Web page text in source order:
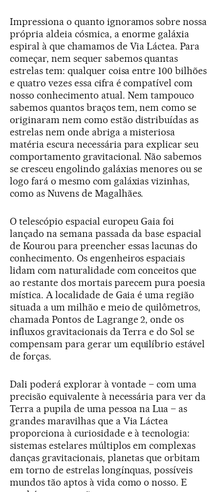
Impressiona o quanto ignoramos sobre nossa
própria aldeia cósmica, a enorme galáxia
espiral à que chamamos de Via Láctea. Para
começar, nem sequer sabemos quantas
estrelas tem: qualquer coisa entre 100 bilhões
e quatro vezes essa cifra é compatível com
nosso conhecimento atual. Nem tampouco
sabemos quantos braços tem, nem como se
originaram nem como estão distribuídas as
estrelas nem onde abriga a misteriosa
matéria escura necessária para explicar seu
comportamento gravitacional. Não sabemos
se cresceu engolindo galáxias menores ou se
logo fará o mesmo com galáxias vizinhas,
como as Nuvens de Magalhães.
O telescópio espacial europeu Gaia foi
lançado na semana passada da base espacial
de Kourou para preencher essas lacunas do
conhecimento. Os engenheiros espaciais
lidam com naturalidade com conceitos que
ao restante dos mortais parecem pura poesia
mística. A localidade de Gaia é uma região
situada a um milhão e meio de quilômetros,
chamada Pontos de Lagrange 2, onde os
influxos gravitacionais da Terra e do Sol se
compensam para gerar um equilíbrio estável
de forças.
Dali poderá explorar à vontade – com uma
precisão equivalente à necessária para ver da
Terra a pupila de uma pessoa na Lua – as
grandes maravilhas que a Via Láctea
proporciona à curiosidade e à tecnologia:
sistemas estelares múltiplos em complexas
danças gravitacionais, planetas que orbitam
em torno de estrelas longínquas, possíveis
mundos tão aptos à vida como o nosso. E